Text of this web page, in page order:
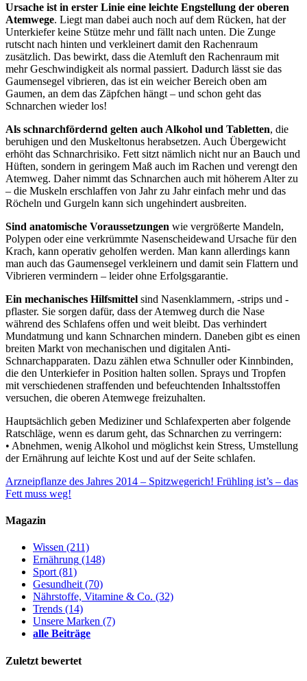
Ursache ist in erster Linie eine leichte Engstellung der oberen
Atemwege. Liegt man dabei auch noch auf dem Rücken, hat der
Unterkiefer keine Stütze mehr und fällt nach unten. Die Zunge
rutscht nach hinten und verkleinert damit den Rachenraum
zusätzlich. Das bewirkt, dass die Atemluft den Rachenraum mit
mehr Geschwindigkeit als normal passiert. Dadurch lässt sie das
Gaumensegel vibrieren, das ist ein weicher Bereich oben am
Gaumen, an dem das Zäpfchen hängt – und schon geht das
Schnarchen wieder los!
Als schnarchfördernd gelten auch Alkohol und Tabletten, die
beruhigen und den Muskeltonus herabsetzen. Auch Übergewicht
erhöht das Schnarchrisiko. Fett sitzt nämlich nicht nur an Bauch und
Hüften, sondern in geringem Maß auch im Rachen und verengt den
Atemweg. Daher nimmt das Schnarchen auch mit höherem Alter zu
– die Muskeln erschlaffen von Jahr zu Jahr einfach mehr und das
Röcheln und Gurgeln kann sich ungehindert ausbreiten.
Sind anatomische Voraussetzungen wie vergrößerte Mandeln,
Polypen oder eine verkrümmte Nasenscheidewand Ursache für den
Krach, kann operativ geholfen werden. Man kann allerdings kann
man auch das Gaumensegel verkleinern und damit sein Flattern und
Vibrieren vermindern – leider ohne Erfolgsgarantie.
Ein mechanisches Hilfsmittel sind Nasenklammern, -strips und -
pflaster. Sie sorgen dafür, dass der Atemweg durch die Nase
während des Schlafens offen und weit bleibt. Das verhindert
Mundatmung und kann Schnarchen mindern. Daneben gibt es einen
breiten Markt von mechanischen und digitalen Anti-
Schnarchapparaten. Dazu zählen etwa Schnuller oder Kinnbinden,
die den Unterkiefer in Position halten sollen. Sprays und Tropfen
mit verschiedenen straffenden und befeuchtenden Inhaltsstoffen
versuchen, die oberen Atemwege freizuhalten.
Hauptsächlich geben Mediziner und Schlafexperten aber folgende
Ratschläge, wenn es darum geht, das Schnarchen zu verringern:
• Abnehmen, wenig Alkohol und möglichst kein Stress, Umstellung
der Ernährung auf leichte Kost und auf der Seite schlafen.
Arzneipflanze des Jahres 2014 – Spitzwegerich! Frühling ist’s – das
Fett muss weg!
Magazin
Wissen (211)
Ernährung (148)
Sport(81)
Gesundheit(70)
Nährstoffe, Vitamine & Co. (32)
Trends (14)
Unsere Marken (7)
alle Beiträge
Zuletzt bewertet